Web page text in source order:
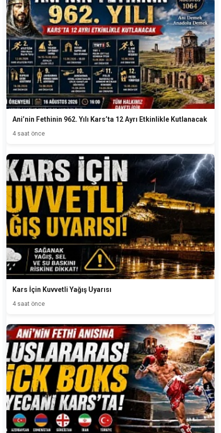
Ani’nin Fethinin 962. Yılı Kars’ta 12 Ayrı Etkinlikle Kutlanacak
4 saat önce
Kars İçin Kuvvetli Yağış Uyarısı
4 saat önce